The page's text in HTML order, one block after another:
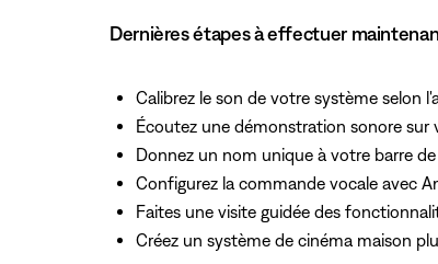
Dernières étapes à effectuer
Calibrez le son de votre système selon
Écoutez une démonstration sonore sur
Donnez un nom unique à votre barre
Configurez la commande vocale avec
Faites une visite guidée des
Créez un système de cinéma maison